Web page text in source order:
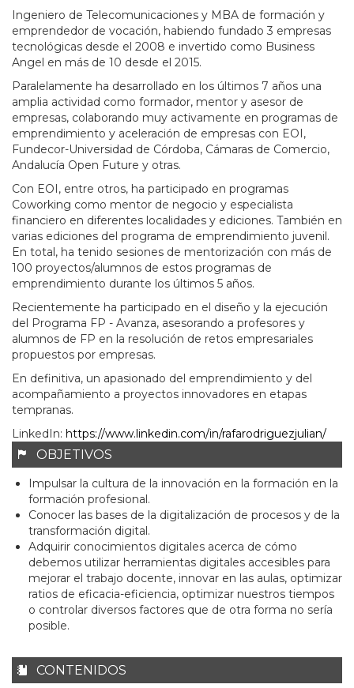
Ingeniero de Telecomunicaciones y MBA de formación y
emprendedor de vocación, habiendo fundado 3 empresas
tecnológicas desde el 2008 e invertido como Business
Angel en más de 10 desde el 2015.
Paralelamente ha desarrollado en los últimos 7 años una
amplia actividad como formador, mentor y asesor de
empresas, colaborando muy activamente en programas de
emprendimiento y aceleración de empresas con EOI,
Fundecor-Universidad de Córdoba, Cámaras de Comercio,
Andalucía Open Future y otras.
Con EOI, entre otros, ha participado en programas
Coworking como mentor de negocio y especialista
financiero en diferentes localidades y ediciones. También en
varias ediciones del programa de emprendimiento juvenil.
En total, ha tenido sesiones de mentorización con más de
100 proyectos/alumnos de estos programas de
emprendimiento durante los últimos 5 años.
Recientemente ha participado en el diseño y la ejecución
del Programa FP - Avanza, asesorando a profesores y
alumnos de FP en la resolución de retos empresariales
propuestos por empresas.
En definitiva, un apasionado del emprendimiento y del
acompañamiento a proyectos innovadores en etapas
tempranas.
LinkedIn: https://www.linkedin.com/in/rafarodriguezjulian/
OBJETIVOS
Impulsar la cultura de la innovación en la formación en la
formación profesional.
Conocer las bases de la digitalización de procesos y de la
transformación digital.
Adquirir conocimientos digitales acerca de cómo
debemos utilizar herramientas digitales accesibles para
mejorar el trabajo docente, innovar en las aulas, optimizar
ratios de eficacia-eficiencia, optimizar nuestros tiempos
o controlar diversos factores que de otra forma no sería
posible.
CONTENIDOS